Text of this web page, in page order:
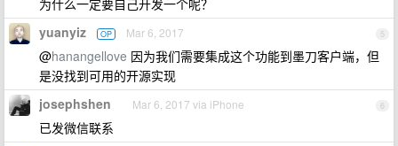
为什么一定要自己开发一个呢？
5
yuanyiz OP Mar 6, 2017
@hanangellove 因为我们需要集成这个功能到墨刀客户端，但
是没找到可用的开源实现
6
josephshen Mar 6, 2017 via iPhone
已发微信联系